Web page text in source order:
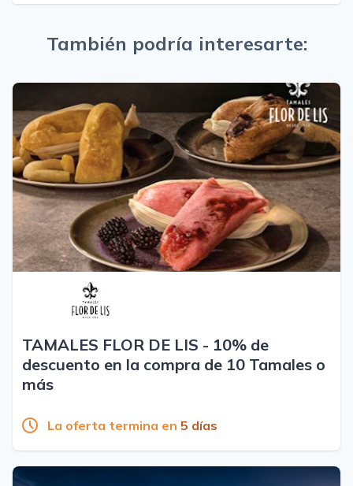
También podría interesarte:
TAMALES FLOR DE LIS - 10% de
descuento en la compra de 10 Tamales o
más
La oferta termina en 5 días